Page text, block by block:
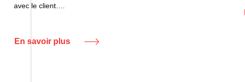
avec le client.…
En savoir plus